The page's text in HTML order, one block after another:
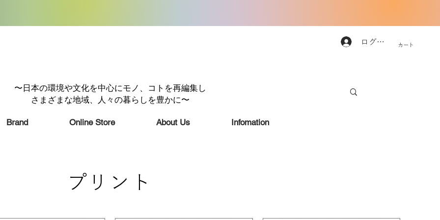
〜日本の環境や文化を中心にモノ、コトを再編集し
さまざまな地域、人々の暮らしを豊かに〜
Brand Online Store About Us Infomation
ログイン カート
プリント